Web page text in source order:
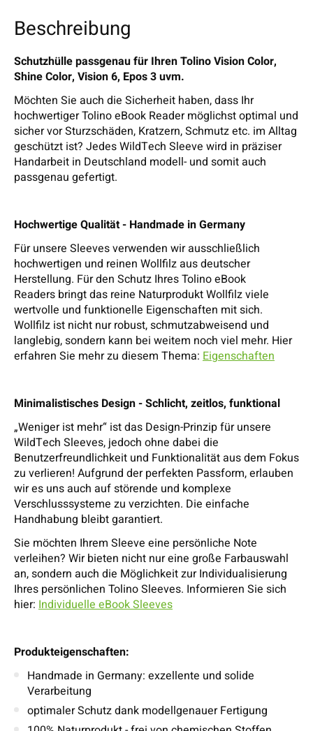
Beschreibung
Schutzhülle passgenau für Ihren Tolino Vision Color,
Shine Color, Vision 6, Epos 3 uvm.
Möchten Sie auch die Sicherheit haben, dass Ihr
hochwertiger Tolino eBook Reader möglichst optimal und
sicher vor Sturzschäden, Kratzern, Schmutz etc. im Alltag
geschützt ist? Jedes WildTech Sleeve wird in präziser
Handarbeit in Deutschland modell- und somit auch
passgenau gefertigt.
Hochwertige Qualität - Handmade in Germany
Für unsere Sleeves verwenden wir ausschließlich
hochwertigen und reinen Wollfilz aus deutscher
Herstellung. Für den Schutz Ihres Tolino eBook
Readers bringt das reine Naturprodukt Wollfilz viele
wertvolle und funktionelle Eigenschaften mit sich.
Wollfilz ist nicht nur robust, schmutzabweisend und
langlebig, sondern kann bei weitem noch viel mehr. Hier
erfahren Sie mehr zu diesem Thema: Eigenschaften
Minimalistisches Design - Schlicht, zeitlos, funktional
„Weniger ist mehr“ ist das Design-Prinzip für unsere
WildTech Sleeves, jedoch ohne dabei die
Benutzerfreundlichkeit und Funktionalität aus dem Fokus
zu verlieren! Aufgrund der perfekten Passform, erlauben
wir es uns auch auf störende und komplexe
Verschlusssysteme zu verzichten. Die einfache
Handhabung bleibt garantiert.
Sie möchten Ihrem Sleeve eine persönliche Note
verleihen? Wir bieten nicht nur eine große Farbauswahl
an, sondern auch die Möglichkeit zur Individualisierung
Ihres persönlichen Tolino Sleeves. Informieren Sie sich
hier: Individuelle eBook Sleeves
Produkteigenschaften:
Handmade in Germany: exzellente und solide
Verarbeitung
optimaler Schutz dank modellgenauer Fertigung